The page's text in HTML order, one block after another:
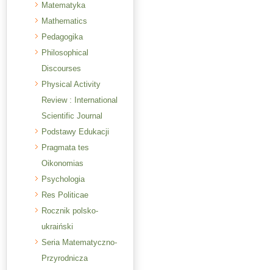
Matematyka
Mathematics
Pedagogika
Philosophical
Discourses
Physical Activity
Review : International
Scientific Journal
Podstawy Edukacji
Pragmata tes
Oikonomias
Psychologia
Res Politicae
Rocznik polsko-
ukraiński
Seria Matematyczno-
Przyrodnicza